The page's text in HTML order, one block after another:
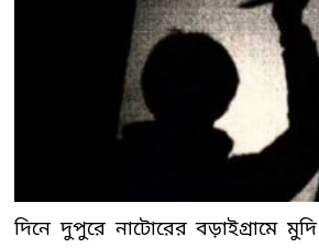
দিনে দুপুরে নাটোরের বড়াইগ্রামে